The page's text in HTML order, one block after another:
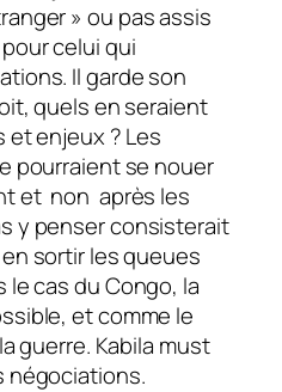
» ou pas assis
celui qui
Il garde son
quels en seraient
et enjeux ? Les
pourraient se nouer
et non après les
y penser consisterait
sortir les queues
le cas du Congo, la
et comme le
guerre. Kabila must
négociations.